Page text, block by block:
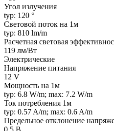
Угол излучения
typ: 120 °
Световой поток на 1м
typ: 810 lm/m
Расчетная световая
119 лм/Вт
Электрические
Напряжение питания
12 V
Мощность на 1м
typ: 6.8 W/m; max: 7.2 W/m
Ток потребления 1м
typ: 0.57 A/m; max: 0.6 A/m
Предельное отклонение